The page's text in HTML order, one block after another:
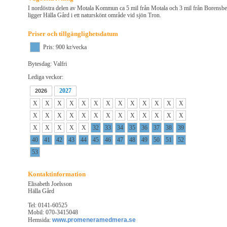
I nordöstra delen av Motala Kommun ca 5 mil från Motala och 3 mil från
ligger Hälla Gård i ett naturskönt område vid sjön Tron.
Priser och tillgänglighetsdatum
Pris: 900 kr/vecka
Bytesdag: Valfri
Lediga veckor:
2026
2027
X
X X X X X X X X X X X
X
X
X X X X X X X X X X X
X
X
X X X X 32 33 34 35 36 37 38
39
40
41 42 43 44 45 46 47 48 49 50 51
52
53
Kontaktinformation
Elisabeth Joelsson
Hälla Gård
Tel: 0141-60525
Mobil: 070-3415048
Hemsida: www.promeneramedmera.se